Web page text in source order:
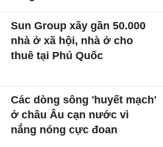
Sun Group xây gần 50.000
nhà ở xã hội, nhà ở cho
thuê tại Phú Quốc
Các dòng sông 'huyết mạch'
ở châu Âu cạn nước vì
nắng nóng cực đoan